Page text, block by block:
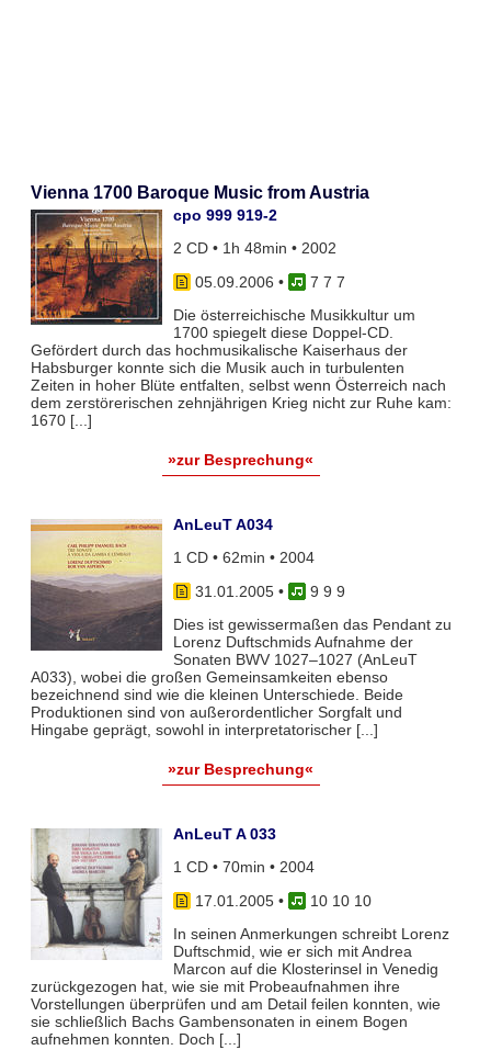
Vienna 1700 Baroque Music from Austria
cpo 999 919-2
2 CD • 1h 48min • 2002
05.09.2006 •
7 7 7
Die österreichische Musikkultur um
1700 spiegelt diese Doppel-CD.
Gefördert durch das hochmusikalische Kaiserhaus der
Habsburger konnte sich die Musik auch in turbulenten
Zeiten in hoher Blüte entfalten, selbst wenn Österreich nach
dem zerstörerischen zehnjährigen Krieg nicht zur Ruhe kam:
1670 [...]
»zur Besprechung«
AnLeuT A034
1 CD • 62min • 2004
31.01.2005•
9 9 9
Dies ist gewissermaßen das Pendant zu
Lorenz Duftschmids Aufnahme der
Sonaten BWV 1027–1027 (AnLeuT
A033), wobei die großen Gemeinsamkeiten ebenso
bezeichnend sind wie die kleinen Unterschiede. Beide
Produktionen sind von außerordentlicher Sorgfalt und
Hingabe geprägt, sowohl in interpretatorischer [...]
»zur Besprechung«
AnLeuT A 033
1 CD • 70min • 2004
17.01.2005•
10 10 10
In seinen Anmerkungen schreibt Lorenz
Duftschmid, wie er sich mit Andrea
Marcon auf die Klosterinsel in Venedig
zurückgezogen hat, wie sie mit Probeaufnahmen ihre
Vorstellungen überprüfen und am Detail feilen konnten, wie
sie schließlich Bachs Gambensonaten in einem Bogen
aufnehmen konnten. Doch [...]